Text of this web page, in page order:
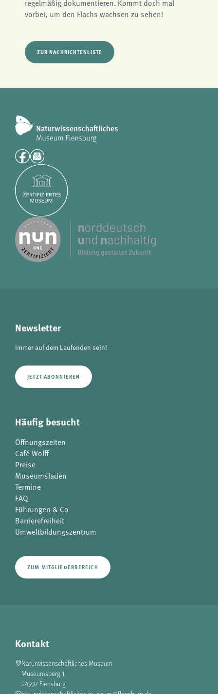
regelmäßig dokumentieren. Kommt doch mal
vorbei, um den Flachs wachsen zu sehen!
ZUR NACHRICHTENLISTE
Newsletter
Immer auf dem Laufenden sein!
JETZT ABONNIEREN
Häufig besucht
Öffnungszeiten
Café Wolff
Preise
Museumsladen
Termine
FAQ
Führungen & Co
Barrierefreiheit
Umweltbildungszentrum
ZUM MITGLIEDERBEREICH
Kontakt
Naturwissenschaftliches Museum
Museumsberg 1
24937 Flensburg
STATISTIK
Wir verwenden Matomo für anonyme Website-Analysen, um unsere Dienste zu
analytics
Anbieter: